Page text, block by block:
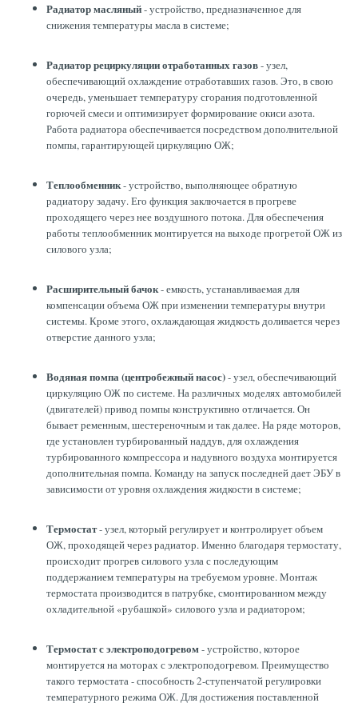
Радиатор масляный- устройство, предназначенное для
снижения температуры масла в системе;
Радиатор рециркуляции отработанных газов- узел,
обеспечивающий охлаждение отработавших газов. Это, в свою
очередь, уменьшает температуру сгорания подготовленной
горючей смеси и оптимизирует формирование окиси азота.
Работа радиатора обеспечивается посредством дополнительной
помпы, гарантирующей циркуляцию ОЖ;
Теплообменник- устройство, выполняющее обратную
радиатору задачу. Его функция заключается в прогреве
проходящего через нее воздушного потока. Для обеспечения
работы теплообменник монтируется на выходе прогретой ОЖ из
силового узла;
Расширительный бачок- емкость, устанавливаемая для
компенсации объема ОЖ при изменении температуры внутри
системы. Кроме этого, охлаждающая жидкость доливается через
отверстие данного узла;
Водяная помпа (центробежный насос)- узел, обеспечивающий
циркуляцию ОЖ по системе. На различных моделях автомобилей
(двигателей) привод помпы конструктивно отличается. Он
бывает ременным, шестереночным и так далее. На ряде моторов,
где установлен турбированный наддув, для охлаждения
турбированного компрессора и надувного воздуха монтируется
дополнительная помпа. Команду на запуск последней дает ЭБУ в
зависимости от уровня охлаждения жидкости в системе;
Термостат- узел, который регулирует и контролирует объем
ОЖ, проходящей через радиатор. Именно благодаря термостату,
происходит прогрев силового узла с последующим
поддержанием температуры на требуемом уровне. Монтаж
термостата производится в патрубке, смонтированном между
охладительной «рубашкой» силового узла и радиатором;
Термостат с электроподогревом- устройство, которое
монтируется на моторах с электроподогревом. Преимущество
такого термостата - способность 2-ступенчатой регулировки
температурного режима ОЖ. Для достижения поставленной